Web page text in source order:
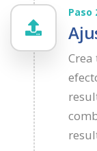
Paso